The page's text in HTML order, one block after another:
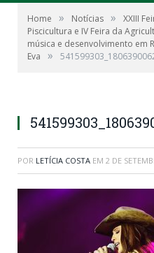
Home » Notícias »
XXIII
Piscicultura e IV Feira da
música e desenvolvimento em
Eva
»
POR LETÍCIA COSTA EM 2 DE